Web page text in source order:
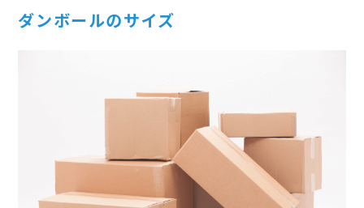
ダンボールのサイズ